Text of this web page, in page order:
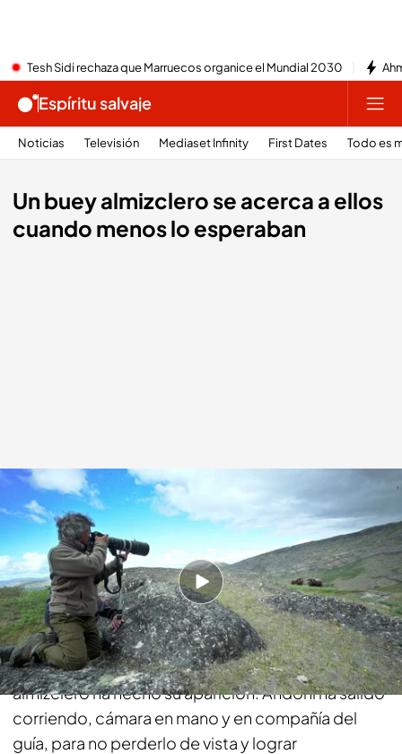
Tesh Sidi rechaza que Marruecos organice el Mundial 2030
Espíritu salvaje
Noticias Televisión Mediaset Infinity First Dates Todo es
Un buey almizclero se acerca a ellos
cuando menos lo esperaban
cuatro.com
28 AGO 2017 - 00:20h.
Compartir
Cuando menos lo esperaban, cuando estaban
descansando y reponiendo fuerzas, un buey
almizclero ha hecho su aparición. Andoni ha salido
corriendo, cámara en mano y en compañía del
guía, para no perderlo de vista y lograr